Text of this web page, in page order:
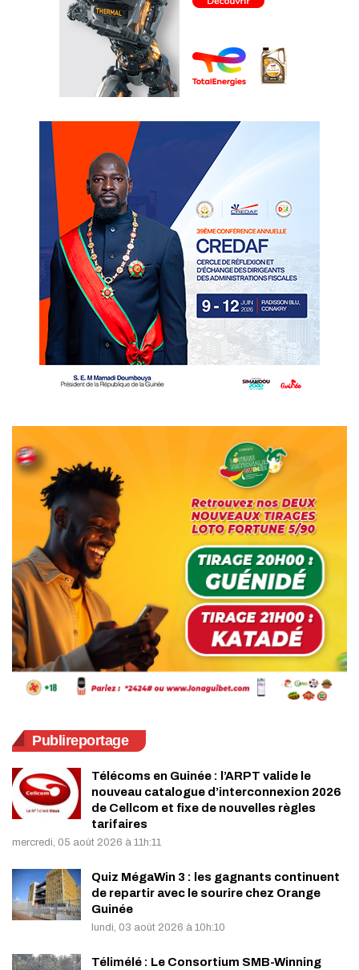
Publireportage
Télécoms en Guinée : l’ARPT valide le
nouveau catalogue d’interconnexion 2026
de Cellcom et fixe de nouvelles règles
tarifaires
mercredi, 05 août 2026 à 11h:11
Quiz MégaWin 3 : les gagnants continuent
de repartir avec le sourire chez Orange
Guinée
lundi, 03 août 2026 à 10h:10
Télimélé : Le Consortium SMB-Winning